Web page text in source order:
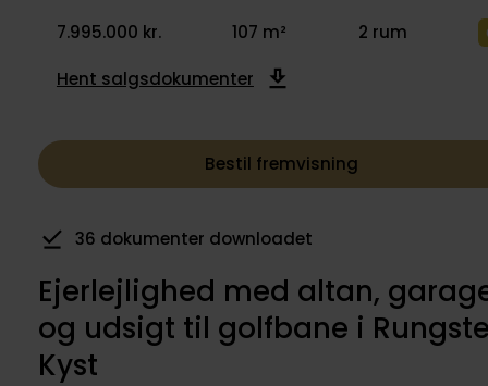
7.995.000 kr. 107 m² 2 rum
Hent salgsdokumenter
Bestil fremvisning
8 har gemt som favorit
Ejerlejlighed med altan,
og udsigt til golfbane i
Kyst